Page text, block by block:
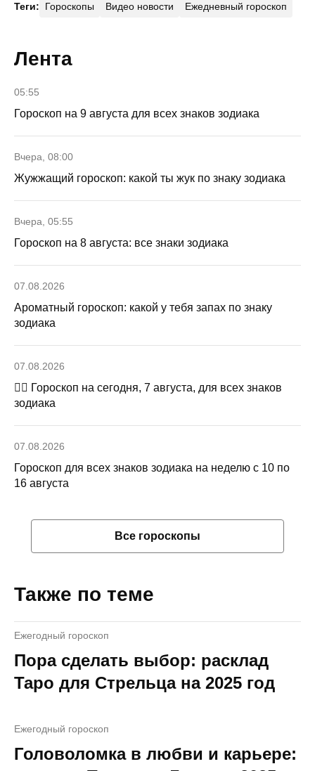
Теги: Гороскопы Видео новости Ежедневный гороскоп
Лента
05:55
Гороскоп на 9 августа для всех знаков зодиака
Вчера, 08:00
Жужжащий гороскоп: какой ты жук по знаку зодиака
Вчера, 05:55
Гороскоп на 8 августа: все знаки зодиака
07.08.2026
Ароматный гороскоп: какой у тебя запах по знаку
зодиака
07.08.2026
🧙‍♀ Гороскоп на сегодня, 7 августа, для всех знаков
зодиака
07.08.2026
Гороскоп для всех знаков зодиака на неделю с 10 по
16 августа
Все гороскопы
Также по теме
Ежегодный гороскоп
Пора сделать выбор: расклад
Таро для Стрельца на 2025 год
Ежегодный гороскоп
Головоломка в любви и карьере: